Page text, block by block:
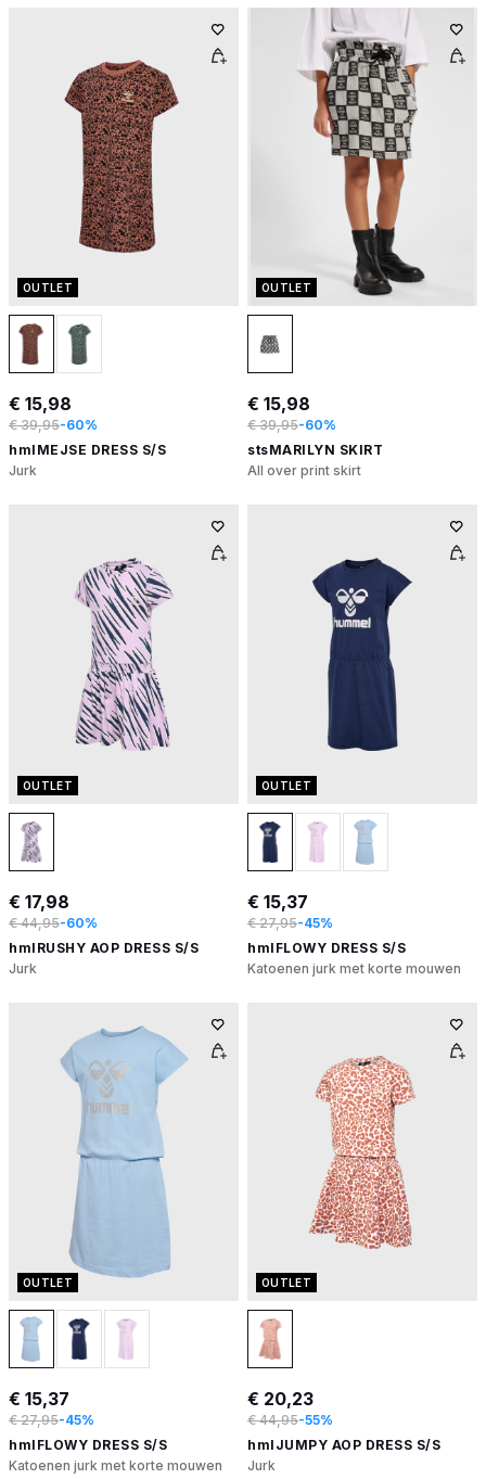
OUTLET
€ 15,98
€ 39,95-60%
hmlMEJSE DRESS S/S
Jurk
OUTLET
€ 15,98
€ 39,95-60%
stsMARILYN SKIRT
All over print skirt
OUTLET
€ 17,98
€ 44,95-60%
hmlRUSHY AOP DRESS S/S
Jurk
OUTLET
€ 15,37
€ 27,95-45%
hmlFLOWY DRESS S/S
Katoenen jurk met korte mouwen
OUTLET
€ 15,37
€ 27,95-45%
hmlFLOWY DRESS S/S
Katoenen jurk met korte mouwen
OUTLET
€ 20,23
€ 44,95-55%
hmlJUMPY AOP DRESS S/S
Jurk